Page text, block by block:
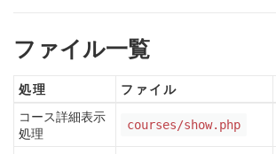
ファイル一覧
処理 ファイル
コース詳細表示
処理
courses/show.php